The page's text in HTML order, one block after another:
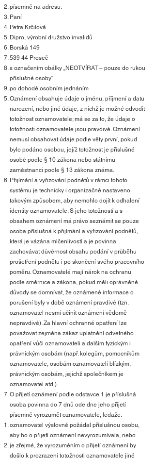
písemně na adresu:
Paní
Petra Krčilová
Dipro, výrobní družstvo invalidů
Borská 149
539 44 Proseč
s označením obálky „NEOTVÍRAT – pouze do rukou
příslušné osoby“
po dohodě osobním jednáním
Oznámení obsahuje údaje o jménu, příjmení a datu
narození, nebo jiné údaje, z nichž je možné odvodit
totožnost oznamovatele; má se za to, že údaje o
totožnosti oznamovatele jsou pravdivé. Oznámení
nemusí obsahovat údaje podle věty první, pokud
bylo podáno osobou, jejíž totožnost je příslušné
osobě podle § 10 zákona nebo státnímu
zaměstnanci podle § 13 zákona známa.
Přijímání a vyřizování podnětů v rámci tohoto
systému je technicky i organizačně nastaveno
takovým způsobem, aby nemohlo dojít k odhalení
identity oznamovatele. S jeho totožností a s
obsahem oznámení má právo seznámit se pouze
osoba příslušná k přijímání a vyřizování podnětů,
která je vázána mlčenlivostí a je povinna
zachovávat důvěrnost obsahu podání v průběhu
prošetření podnětu i po skončení svého pracovního
poměru. Oznamovatelé mají nárok na ochranu
podle směrnice a zákona, pokud měli oprávněné
důvody se domnívat, že oznámené informace o
porušení byly v době oznámení pravdivé (tzn.
oznamovatel nesmí učinit oznámení vědomě
nepravdivé). Za hlavní ochranné opatření lze
považovat zejména zákaz uplatnění odvetného
opatření vůči oznamovateli a dalším fyzickým i
právnickým osobám (např. kolegům, pomocníkům
oznamovatele, osobám oznamovateli blízkým,
právnickým osobám, jejichž společníkem je
oznamovatel atd.).
O přijetí oznámení podle odstavce 1 je příslušná
osoba povinna do 7 dnů ode dne jeho přijetí
písemně vyrozumět oznamovatele, ledaže:
oznamovatel výslovně požádal příslušnou osobu,
aby ho o přijetí oznámení nevyrozumívala, nebo
je zřejmé, že vyrozuměním o přijetí oznámení by
došlo k prozrazení totožnosti oznamovatele jiné